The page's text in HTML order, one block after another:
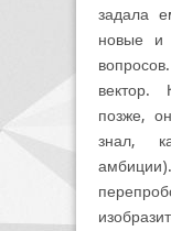
задала
новые и
вектор.
позже,
знал,